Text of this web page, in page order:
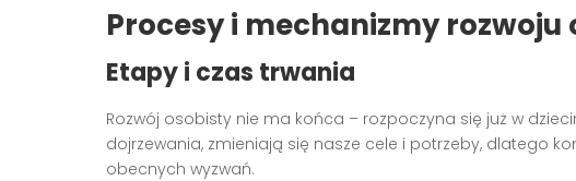
Procesy i mechanizmy rozwoju
Etapy i czas trwania
Rozwój osobisty nie ma końca – rozpoczyna się już w
dojrzewania, zmieniają się nasze cele i potrzeby, dlatego
obecnych wyzwań.